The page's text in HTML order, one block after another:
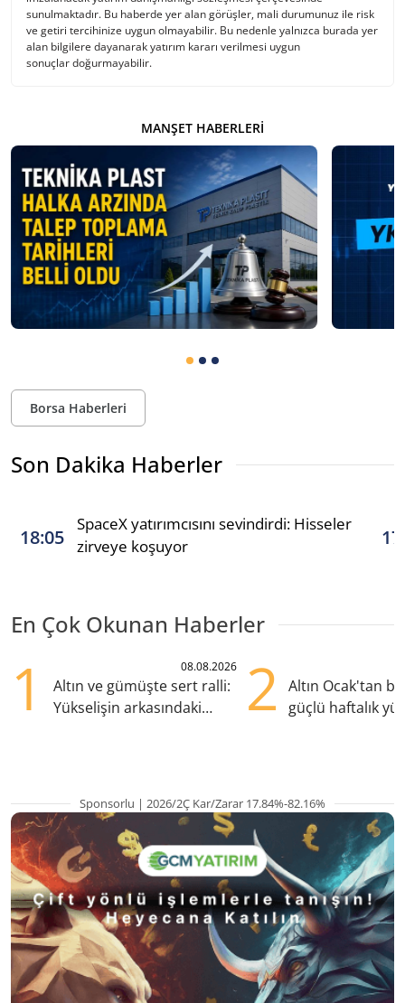
sunulmaktadır. Bu haberde yer alan görüşler, mali durumunuz ile risk
ve getiri tercihinize uygun olmayabilir. Bu nedenle yalnızca burada yer
alan bilgilere dayanarak yatırım kararı verilmesi uygun
sonuçlar doğurmayabilir.
MANŞET HABERLERI
Borsa Haberleri
Son Dakika Haberler
18:05
SpaceX yatırımcısını sevindirdi: Hisseler
zirveye koşuyor
En Çok Okunan Haberler
1 08.08.2026
Altın ve gümüşte sert ralli:
Yükselişin arkasındaki
2
Altın Ocak'tan
güçlü haftalık
Sponsorlu | 2026/2Ç Kar/Zarar 17.84%-82.16%